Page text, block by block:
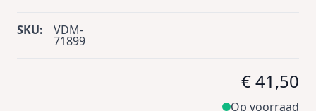
SKU: VDM-
71899
€ 41,50
Op voorraad